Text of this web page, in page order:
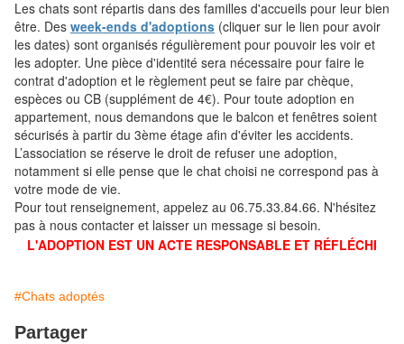
Les chats sont répartis dans des familles d'accueils pour leur bien
être. Des week-ends d'adoptions (cliquer sur le lien pour avoir
les dates) sont organisés régulièrement pour pouvoir les voir et
les adopter. Une pièce d'identité sera nécessaire pour faire le
contrat d'adoption et le règlement peut se faire par chèque,
espèces ou CB (supplément de 4€). Pour toute adoption en
appartement, nous demandons que le balcon et fenêtres soient
sécurisés à partir du 3ème étage afin d'éviter les accidents.
L’association se réserve le droit de refuser une adoption,
notamment si elle pense que le chat choisi ne correspond pas à
votre mode de vie.
Pour tout renseignement, appelez au 06.75.33.84.66. N'hésitez
pas à nous contacter et laisser un message si besoin.
L'ADOPTION EST UN ACTE RESPONSABLE ET RÉFLÉCHI
#Chats adoptés
Partager